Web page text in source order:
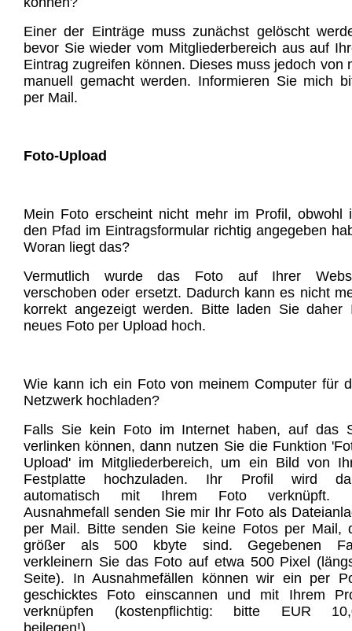
Einer der Einträge muss zunächst gelöscht
bevor Sie wieder vom Mitgliederbereich aus auf
Eintrag zugreifen können. Dieses muss jedoch von
manuell gemacht werden. Informieren Sie mich
per Mail.
Foto-Upload
Mein Foto erscheint nicht mehr im Profil, obwohl
den Pfad im Eintragsformular richtig angegeben
Woran liegt das?
Vermutlich wurde das Foto auf Ihrer
verschoben oder ersetzt. Dadurch kann es nicht
korrekt angezeigt werden. Bitte laden Sie daher
neues Foto per Upload hoch.
Wie kann ich ein Foto von meinem Computer für
Netzwerk hochladen?
Falls Sie kein Foto im Internet haben, auf das
verlinken können, dann nutzen Sie die Funktion
Upload' im Mitgliederbereich, um ein Bild von
Festplatte hochzuladen. Ihr Profil wird
automatisch mit Ihrem Foto verknüpft.
Ausnahmefall senden Sie mir Ihr Foto als
per Mail. Bitte senden Sie keine Fotos per Mail,
größer als 500 kbyte sind. Gegebenen
verkleinern Sie das Foto auf etwa 500 Pixel
Seite). In Ausnahmefällen können wir ein per
geschicktes Foto einscannen und mit Ihrem
verknüpfen (kostenpflichtig: bitte EUR